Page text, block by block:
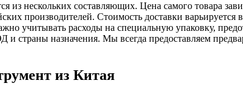
из нескольких составляющих. Цена самого товара
производителей. Стоимость доставки варьируется
учитывать расходы на специальную упаковку,
назначения. Мы всегда предоставляем
из Китая